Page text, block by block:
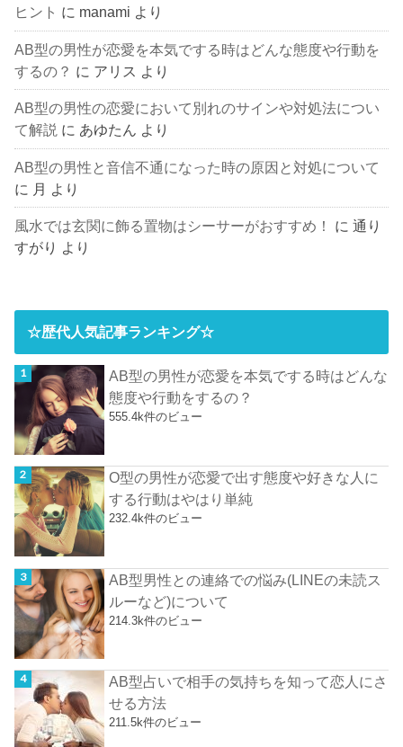
ヒント に manami より
AB型の男性が恋愛を本気でする時はどんな態度や行動を
するの？ に アリス より
AB型の男性の恋愛において別れのサインや対処法につい
て解説 に あゆたん より
AB型の男性と音信不通になった時の原因と対処について
に 月 より
風水では玄関に飾る置物はシーサーがおすすめ！ に通り
すがり より
☆歴代人気記事ランキング☆
AB型の男性が恋愛を本気でする時はどんな
態度や行動をするの？
555.4k件のビュー
O型の男性が恋愛で出す態度や好きな人に
する行動はやはり単純
232.4k件のビュー
AB型男性との連絡での悩み(LINEの未読ス
ルーなど)について
214.3k件のビュー
AB型占いで相手の気持ちを知って恋人にさ
せる方法
211.5k件のビュー